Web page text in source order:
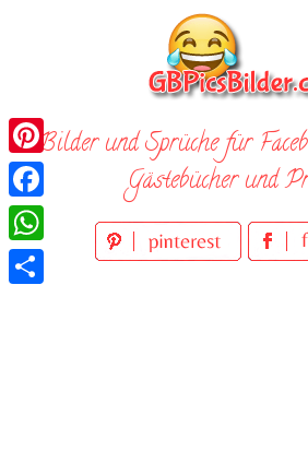
Bilder und Sprüche für
Gästebücher und
Pinterest
Facebook
WhatsApp